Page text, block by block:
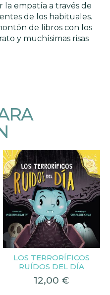
empatía a través de
de los habituales.
de libros con los
y muchísimas risas
LOS TERRORÍFICOS
RUÍDOS DEL DÍA
12,00 €